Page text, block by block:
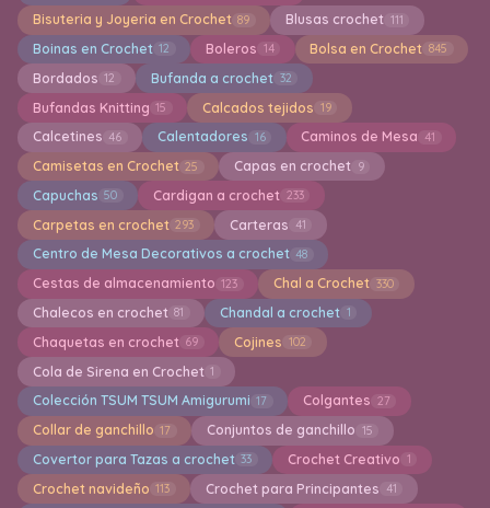
Bisuteria y Joyeria en Crochet 89 Blusas crochet 111
Boinas en Crochet 12 Boleros 14 Bolsa en Crochet 845
Bordados 12 Bufanda a crochet 32
Bufandas Knitting 15 Calcados tejidos 19
Calcetines 46 Calentadores 16 Caminos de Mesa 41
Camisetas en Crochet 25 Capas en crochet 9
Capuchas 50 Cardigan a crochet 233
Carpetas en crochet 293 Carteras 41
Centro de Mesa Decorativos a crochet 48
Cestas de almacenamiento 123 Chal a Crochet 330
Chalecos en crochet 81 Chandal a crochet 1
Chaquetas en crochet 69 Cojines 102
Cola de Sirena en Crochet 1
Colección TSUM TSUM Amigurumi 17 Colgantes 27
Collar de ganchillo 17 Conjuntos de ganchillo 15
Covertor para Tazas a crochet 33 Crochet Creativo 1
Crochet navideño 113 Crochet para Principantes 41